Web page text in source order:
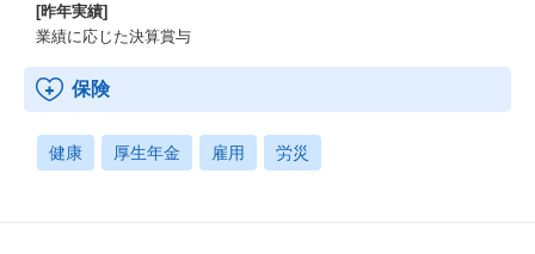
[昨年実績]
業績に応じた決算賞与
保険
健康 厚生年金 雇用 労災